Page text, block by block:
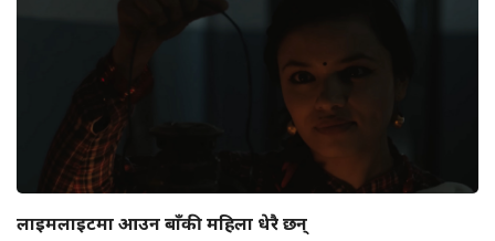
लाइमलाइटमा आउन बाँकी महिला धेरै छन्